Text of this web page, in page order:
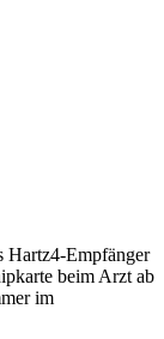
Hartz4-Empfänger
beim Arzt ab
im